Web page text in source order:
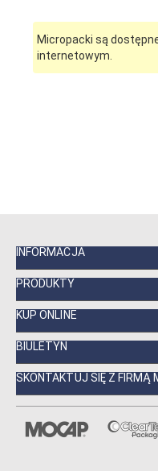
Micropacki są
internetowym.
INFORMACJA
PRODUKTY
KUP ONLINE
BIULETYN
SKONTAKTUJ SIĘ Z FIRMĄ